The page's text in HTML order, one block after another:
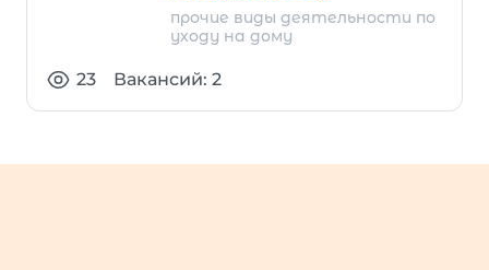
прочие виды деятельности по
уходу на дому
23 Вакансий: 2